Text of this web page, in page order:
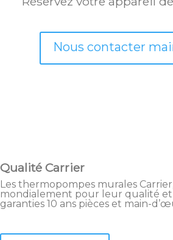
Nous contacter
Qualité Carrier
Les thermopompes murales
mondialement pour leur qualité
garanties 10 ans pièces et main-